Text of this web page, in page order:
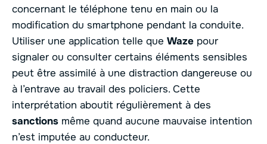
concernant le téléphone tenu en main ou la
modification du smartphone pendant la conduite.
Utiliser une application telle que Waze pour
signaler ou consulter certains éléments sensibles
peut être assimilé à une distraction dangereuse ou
à l’entrave au travail des policiers. Cette
interprétation aboutit régulièrement à des
sanctions même quand aucune mauvaise intention
n’est imputée au conducteur.